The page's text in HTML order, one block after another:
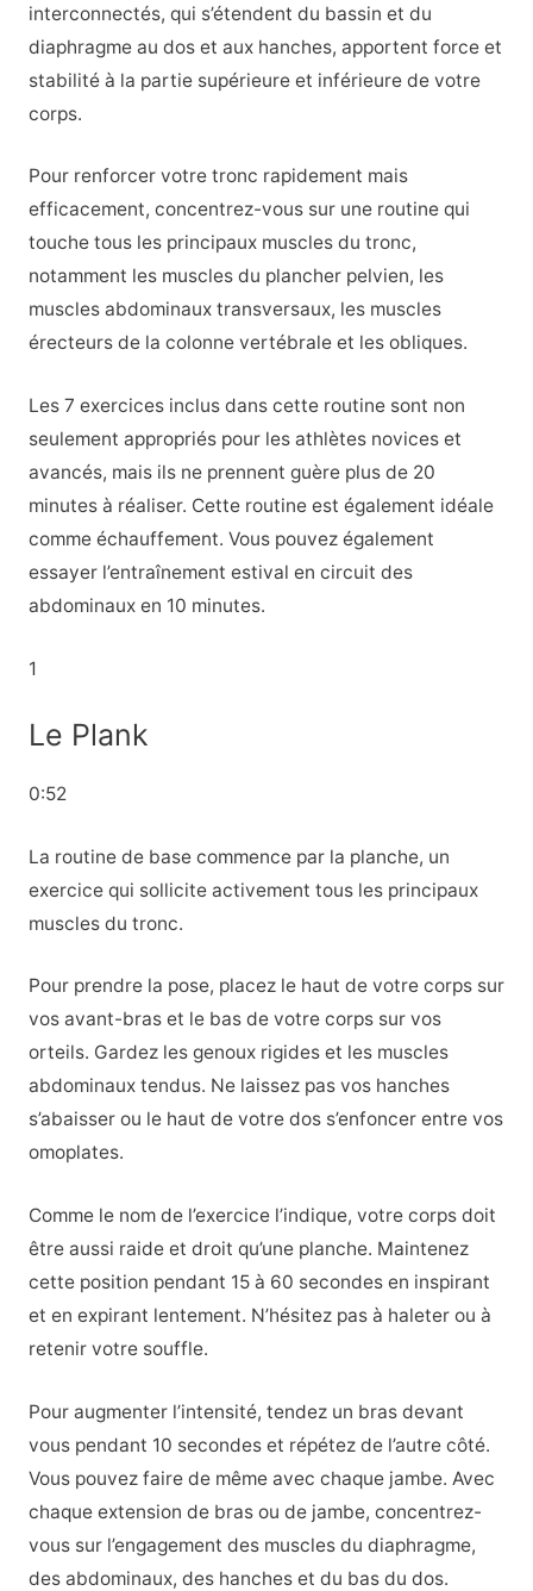
interconnectés, qui s’étendent du bassin et du
diaphragme au dos et aux hanches, apportent force et
stabilité à la partie supérieure et inférieure de votre
corps.
Pour renforcer votre tronc rapidement mais
efficacement, concentrez-vous sur une routine qui
touche tous les principaux muscles du tronc,
notamment les muscles du plancher pelvien, les
muscles abdominaux transversaux, les muscles
érecteurs de la colonne vertébrale et les obliques.
Les 7 exercices inclus dans cette routine sont non
seulement appropriés pour les athlètes novices et
avancés, mais ils ne prennent guère plus de 20
minutes à réaliser. Cette routine est également idéale
comme échauffement. Vous pouvez également
essayer l’entraînement estival en circuit des
abdominaux en 10 minutes.
1
Le Plank
0:52
La routine de base commence par la planche, un
exercice qui sollicite activement tous les principaux
muscles du tronc.
Pour prendre la pose, placez le haut de votre corps sur
vos avant-bras et le bas de votre corps sur vos
orteils. Gardez les genoux rigides et les muscles
abdominaux tendus. Ne laissez pas vos hanches
s’abaisser ou le haut de votre dos s’enfoncer entre vos
omoplates.
Comme le nom de l’exercice l’indique, votre corps doit
être aussi raide et droit qu’une planche. Maintenez
cette position pendant 15 à 60 secondes en inspirant
et en expirant lentement. N’hésitez pas à haleter ou à
retenir votre souffle.
Pour augmenter l’intensité, tendez un bras devant
vous pendant 10 secondes et répétez de l’autre côté.
Vous pouvez faire de même avec chaque jambe. Avec
chaque extension de bras ou de jambe, concentrez-
vous sur l’engagement des muscles du diaphragme,
des abdominaux, des hanches et du bas du dos.